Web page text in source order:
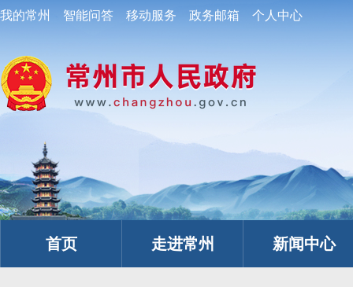
我的常州 智能问答 移动服务 政务邮箱 个人中心
首页 走进常州 新闻中心